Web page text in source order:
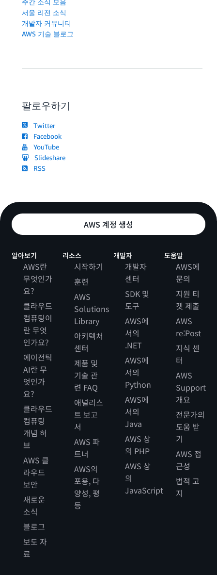
서울 리전 소식
개발자 커뮤니티
AWS 기술 블로그
팔로우하기
Twitter
Facebook
YouTube
Slideshare
RSS
AWS 계정 생성
알아보기
AWS란
무엇인가
요?
클라우드
컴퓨팅이
란 무엇
인가요?
에이전틱
AI란 무
엇인가
요?
클라우드
컴퓨팅
개념 허
브
AWS 클
라우드
보안
새로운
소식
블로그
보도 자
료
리소스
시작하기
훈련
AWS
Solutions
Library
아키텍처
센터
제품 및
기술 관
련 FAQ
애널리스
트 보고
서
AWS 파
트너
AWS의
포용, 다
양성, 평
등
개발자
개발자
센터
SDK 및
도구
AWS에
서의
.NET
AWS에
서의
Python
AWS에
서의
Java
AWS 상
의 PHP
AWS 상
의
JavaScript
도움말
AWS에
문의
지원 티
켓 제출
AWS
re:Post
지식 센
터
AWS
Support
개요
전문가의
도움 받
기
AWS 접
근성
법적 고
지